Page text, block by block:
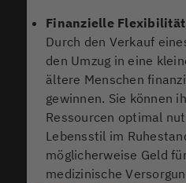
Finanzielle Flexibilität
Durch den Verkauf
den Umzug in eine
ältere Menschen
gewinnen. Sie können
Ressourcen optimal
Lebensstil im
möglicherweise Geld
medizinische